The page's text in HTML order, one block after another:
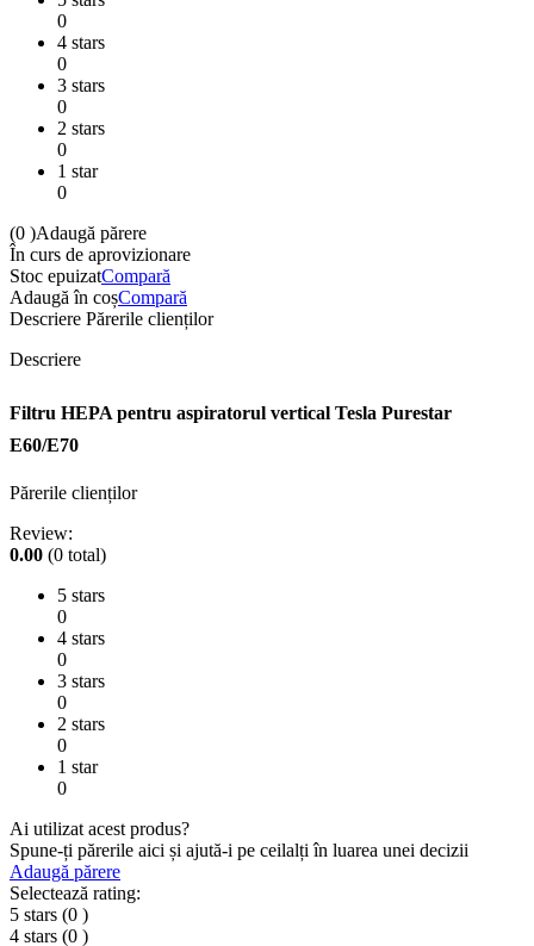
0
4 stars
0
3 stars
0
2 stars
0
1 star
0
(0 )Adaugă părere
În curs de aprovizionare
Stoc epuizatCompară
Adaugă în coșCompară
Descriere Părerile clienților
Descriere
Filtru HEPA pentru aspiratorul vertical Tesla Purestar
E60/E70
Părerile clienților
Review:
0.00 (0 total)
5 stars
0
4 stars
0
3 stars
0
2 stars
0
1 star
0
Ai utilizat acest produs?
Spune-ți părerile aici și ajută-i pe ceilalți în luarea unei decizii
Adaugă părere
Selectează rating:
5 stars (0 )
4 stars (0 )